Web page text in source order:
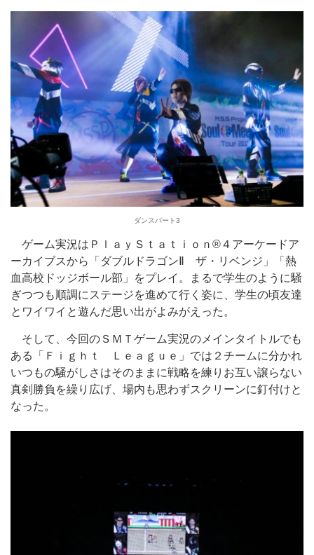
ダンスパート3
ゲーム実況はＰｌａｙＳｔａｔｉｏｎ®４アーケードア
ーカイブスから「ダブルドラゴンⅡ ザ・リベンジ」「熱
血高校ドッジボール部」をプレイ。まるで学生のように騒
ぎつつも順調にステージを進めて行く姿に、学生の頃友達
とワイワイと遊んだ思い出がよみがえった。
そして、今回のＳＭＴゲーム実況のメインタイトルでも
ある「Ｆｉｇｈｔ Ｌｅａｇｕｅ」では２チームに分かれ
いつもの騒がしさはそのままに戦略を練りお互い譲らない
真剣勝負を繰り広げ、場内も思わずスクリーンに釘付けと
なった。